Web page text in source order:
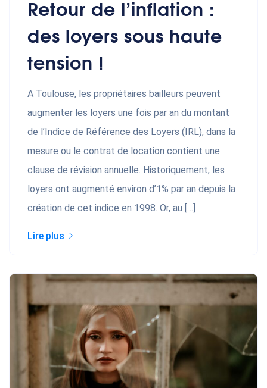
Retour de l’inflation :
des loyers sous haute
tension !
A Toulouse, les propriétaires bailleurs peuvent
augmenter les loyers une fois par an du montant
de l’Indice de Référence des Loyers (IRL), dans la
mesure ou le contrat de location contient une
clause de révision annuelle. Historiquement, les
loyers ont augmenté environ d’1% par an depuis la
création de cet indice en 1998. Or, au […]
Lire plus